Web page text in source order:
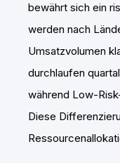
bewährt sich ein
werden nach
Umsatzvolumen
durchlaufen
während Low-
Diese